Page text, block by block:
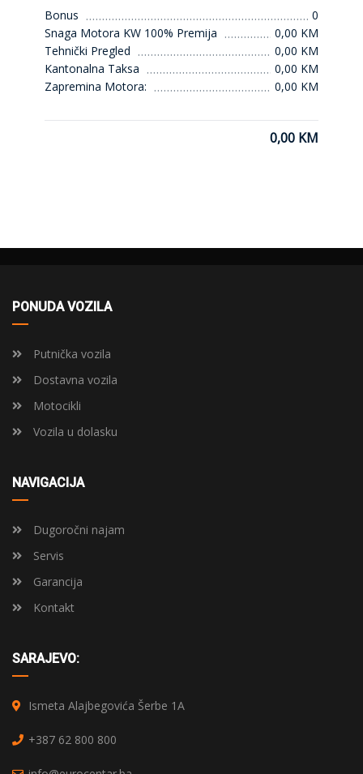
Bonus
0
Snaga Motora KW 100% Premija
0,00 KM
Tehnički Pregled
0,00 KM
Kantonalna Taksa
0,00 KM
Zapremina Motora:
0,00 KM
0,00 KM
PONUDA VOZILA
Putnička vozila
Dostavna vozila
Motocikli
Vozila u dolasku
NAVIGACIJA
Dugoročni najam
Servis
Garancija
Kontakt
SARAJEVO:
Ismeta Alajbegovića Šerbe 1A
+387 62 800 800